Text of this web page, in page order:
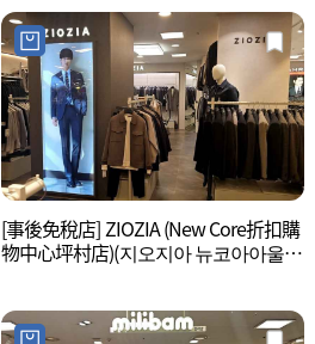
[事後免稅店] ZIOZIA (New Core折扣購
物中心坪村店)(지오지아 뉴코아아울렛